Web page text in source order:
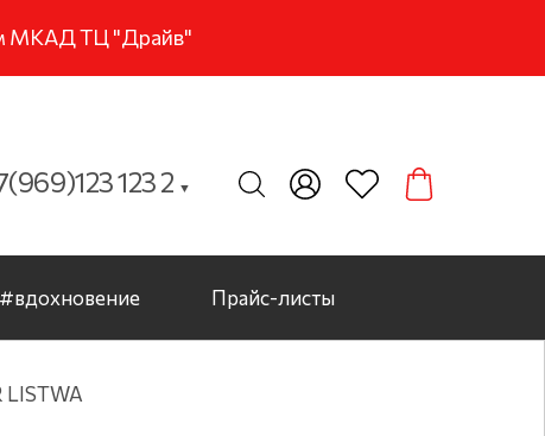
МКАД ТЦ "Драйв"
123 2 ▼
#вдохновение Прайс-листы
LISTWA